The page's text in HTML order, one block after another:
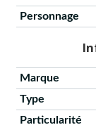
Personnage
Marque
Type
Particularité